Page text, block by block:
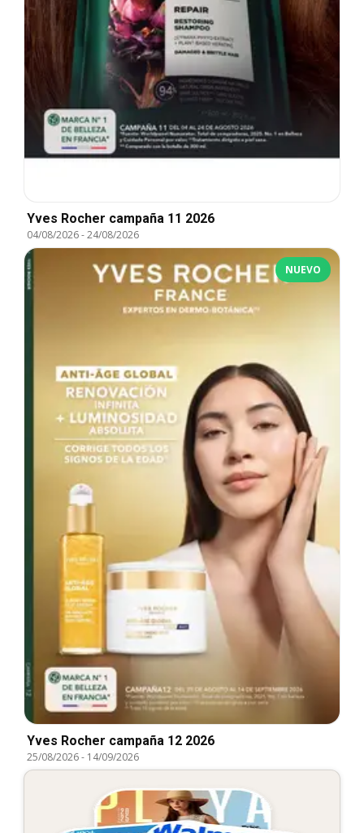
Yves Rocher campaña 11 2026
04/08/2026-24/08/2026
NUEVO
Yves Rocher campaña 12 2026
25/08/2026- 14/09/2026